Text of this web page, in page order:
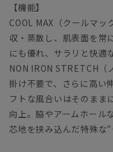
【機能】
COOL MAX（クールマ
収・蒸散し、肌表面を常
にも優れ、サラリと快適
NON IRON STRETCH（
掛け不要で、さらに高い
フトな風合いはそのまま
向上。脇やアームホール
芯地を挟み込んだ特殊な